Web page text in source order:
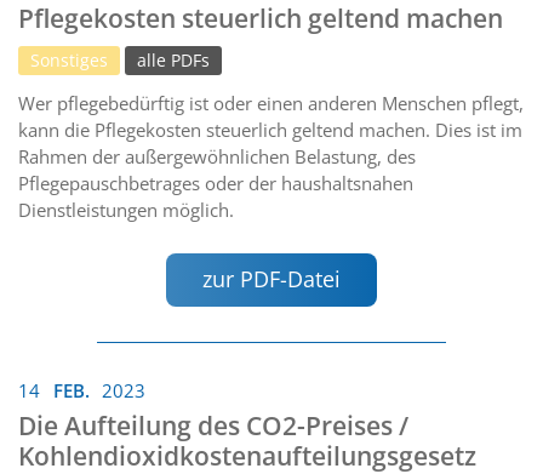
Pflegekosten steuerlich geltend machen
Sonstiges alle PDFs
Wer pflegebedürftig ist oder einen anderen Menschen pflegt,
kann die Pflegekosten steuerlich geltend machen. Dies ist im
Rahmen der außergewöhnlichen Belastung, des
Pflegepauschbetrages oder der haushaltsnahen
Dienstleistungen möglich.
zur PDF-Datei
14 FEB. 2023
Die Aufteilung des CO2-Preises /
Kohlendioxidkostenaufteilungsgesetz